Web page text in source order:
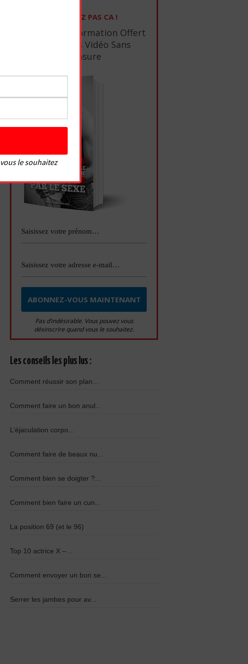
NE RATEZ PAS CA !
1 Ebook De Formation Offert
+ 10 Tutos Vidéo Sans
Censure
Pas d’indésirable. Vous pouvez vous
désinscrire quand vous le souhaitez.
Les conseils les plus lus :
Comment réussir son plan...
Comment faire un bon anul...
L’éjaculation corpo...
Comment faire de beaux nu...
Comment bien se doigter ?...
Comment bien faire un cun...
La position 69 (et le 96)
Top 10 actrice X –...
Comment envoyer un bon se...
Serrer les jambes pour av...
le souhaitez